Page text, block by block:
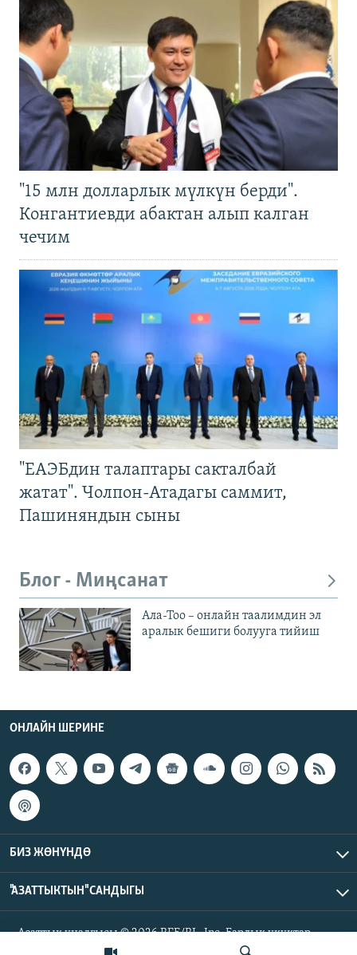
"15 млн долларлык мүлкүн берди".
Конгантиевди абактан алып калган
чечим
"ЕАЭБдин талаптары сакталбай
жатат". Чолпон-Атадагы саммит,
Пашиняндын сыны
Блог - Миңсанат
Ала-Тоо – онлайн таалимдин эл
аралык бешиги болууга тийиш
ОНЛАЙН ШЕРИНЕ
БИЗ ЖӨНҮНДӨ
"АЗАТТЫКТЫН" САНДЫГЫ
Азаттык үналгысы © 2026 RFE/RL, Inc. Бардык укуктар